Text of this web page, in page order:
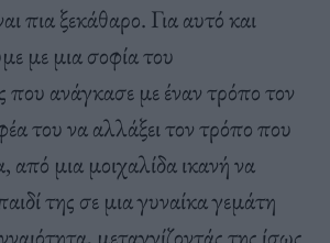
πια ξεκάθαρο. Για αυτό και
με μια σοφία του
που ανάγκασε με έναν τρόπο τον
του να αλλάξει τον τρόπο που
από μια μοιχαλίδα ικανή να
της σε μια γυναίκα γεμάτη
μεταγγίζοντάς της ίσως